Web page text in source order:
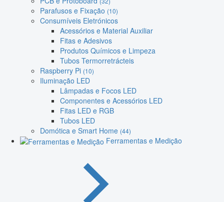
Parafusos e Fixação (10)
Consumíveis Eletrónicos
Acessórios e Material Auxiliar
Fitas e Adesivos
Produtos Químicos e Limpeza
Tubos Termorretrácteis
Raspberry Pi (10)
Iluminação LED
Lâmpadas e Focos LED
Componentes e Acessórios LED
Fitas LED e RGB
Tubos LED
Domótica e Smart Home (44)
Ferramentas e Medição